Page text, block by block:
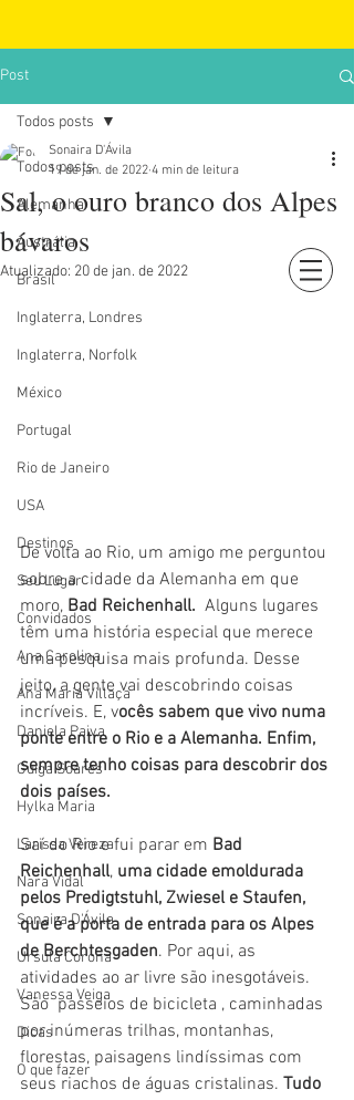
Post
Todos posts
Alemanha
Austrália
Brasil
Inglaterra, Londres
Inglaterra, Norfolk
México
Portugal
Rio de Janeiro
USA
Destinos
Seu Lugar
Convidados
Ana Carolina
Ana Maria Villaça
Daniela Paiva
Guiga Soares
Hylka Maria
Larissa Vereza
Nara Vidal
Sonaira D'Ávila
Úrsula Corona
Vanessa Veiga
Dicas
O que fazer
Todos posts
Sal, o ouro branco dos Alpes
bávaros
Sonaira D'Ávila
19 de jan. de 2022 4 min de leitura
Atualizado: 20 de jan. de 2022
De volta ao Rio, um amigo me perguntou
sobre a cidade da Alemanha em que
moro, Bad Reichenhall. Alguns lugares
têm uma história especial que merece
uma pesquisa mais profunda. Desse
jeito, a gente vai descobrindo coisas
incríveis. E, vocês sabem que vivo numa
ponte entre o Rio e a Alemanha. Enfim,
sempre tenho coisas para descobrir dos
dois países.
Saí do Rio e fui parar em Bad
Reichenhall, uma cidade emoldurada
pelos Predigtstuhl, Zwiesel e Staufen,
que é a porta de entrada para os Alpes
de Berchtesgaden. Por aqui, as
atividades ao ar livre são inesgotáveis.
São  passeios de bicicleta , caminhadas
por inúmeras trilhas, montanhas,
florestas, paisagens lindíssimas com
seus riachos de águas cristalinas. Tudo